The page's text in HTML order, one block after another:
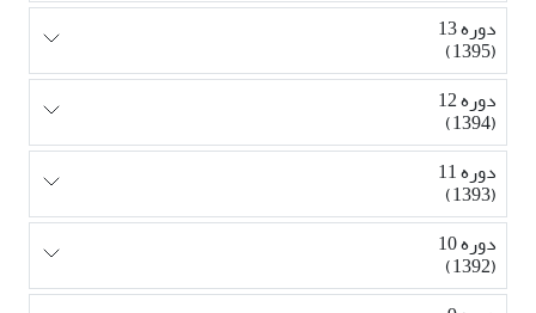
دوره 13
(1395)
دوره 12
(1394)
دوره 11
(1393)
دوره 10
(1392)